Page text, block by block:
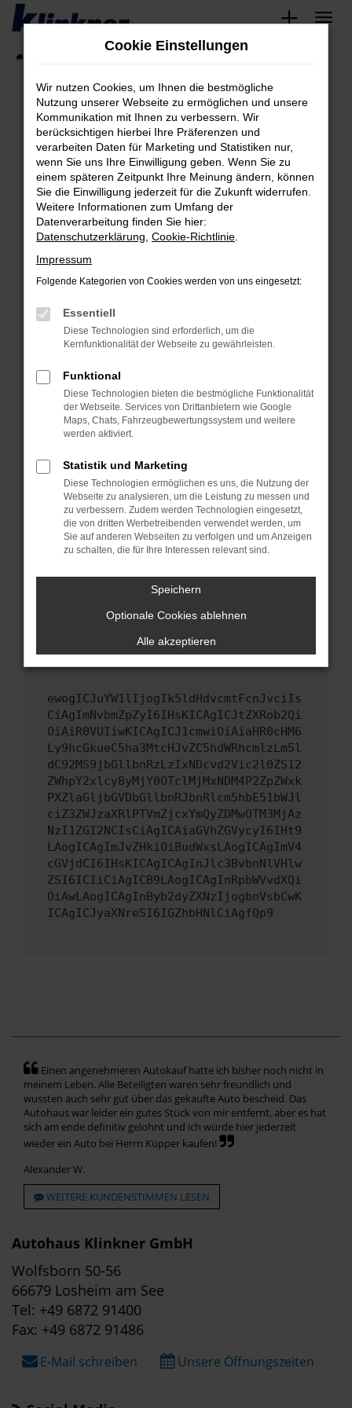
Zum
springen
Fehler: Network Error
Beim Laden ist ein Fehler aufgetreten.
Hier sind ein paar Tipps, die dir helfen können:
Überprüfe deine Firewall und deine
Internetverbindung.
Laden andere Webseiten, zum Beispiel deine
Suchmaschine?
Prüfe deine Browsererweiterungen.
können das Laden bestimmter Seiten
verhindern. Funktioniert die Seite in einem
anderen Browser oder in einem privaten
Starte dein Gerät neu.
Das kann manchmal helfen, vorübergehende
Probleme zu beheben.
Betriebssystem auf dem neuesten Stand
sind.
Veraltete Software birgt nicht nur ein
Sicherheitsrisiko, sondern kann auch dazu
führen, dass bestimmte Funktionen nicht mehr
unterstützt werden.
Wende dich an den Webseitenbetreiber.
Wenn du alle oben genannten Schritte versucht
hast, kontaktiere uns bitte. Wir werden
versuchen, das Problem zu beheben. Du kannst
uns diesen Text schicken, um uns bei der
ewogICJuYW1lIjogIk5ldHdvcmtFcnJvciIs
CiAgImNvbmZpZyI6IHsKICAgICJtZXRob2Qi
OiAiR0VUIiwKICAgICJ1cmwiOiAiaHR0cHM6
Ly9hcGkueC5ha3MtcHJvZC5hdWRhcmlzLm5l
dC92MS9jbGllbnRzLzIxNDcvd2Vic2l0ZS12
ZWhpY2xlcy8yMjY0OTclMjMxNDM4P2ZpZWxk
PXZlaGljbGVDbGllbnRJbnRlcm5hbE51bWJl
ciZ3ZWJzaXRlPTVmZjcxYmQyZDMwOTM3MjAz
NzI1ZGI2NCIsCiAgICAiaGVhZGVycyI6IHt9
LAogICAgImJvZHkiOiBudWxsLAogICAgImV4
cGVjdCI6IHsKICAgICAgInJlc3BvbnNlVHlw
ZSI6ICIiCiAgICB9LAogICAgInRpbWVvdXQi
OiAwLAogICAgInByb2dyZXNzIjogbnVsbCwK
ICAgICJyaXNreSI6IGZhbHNlCiAgfQp9
Einen angenehmeren Autokauf hatte ich bisher noch nicht in
meinem Leben. Alle Beteiligten waren sehr freundlich und
wussten auch sehr gut über das gekaufte Auto bescheid. Das
Autohaus war leider ein gutes Stück von mir entfernt, aber es hat
sich am ende definitiv gelohnt und ich würde hier jederzeit
wieder ein Auto bei Herrn Küpper kaufen!
Alexander W.
WEITERE KUNDENSTIMMEN LESEN
Autohaus Klinkner GmbH
Wolfsborn 50-56
66679 Losheim am See
Tel: +49 6872 91400
Fax: +49 6872 91486
E-Mail schreiben Unsere Öffnungszeiten
Cookie Einstellungen
Wir nutzen Cookies, um Ihnen die bestmögliche
Nutzung unserer Webseite zu ermöglichen und unsere
Kommunikation mit Ihnen zu verbessern. Wir
berücksichtigen hierbei Ihre Präferenzen und
verarbeiten Daten für Marketing und Statistiken nur,
wenn Sie uns Ihre Einwilligung geben. Wenn Sie zu
einem späteren Zeitpunkt Ihre Meinung ändern, können
Sie die Einwilligung jederzeit für die Zukunft widerrufen.
Weitere Informationen zum Umfang der
Datenverarbeitung finden Sie hier:
Datenschutzerklärung Cookie-Richtlinie
Impressum
Folgende Kategorien von Cookies werden von uns eingesetzt:
Essentiell
Diese Technologien sind erforderlich, um die
Kernfunktionalität der Webseite zu gewährleisten.
Funktional
Diese Technologien bieten die bestmögliche Funktionalität
der Webseite. Services von Drittanbietern wie Google
Maps, Chats, Fahrzeugbewertungssystem und weitere
werden aktiviert.
Statistik und Marketing
Diese Technologien ermöglichen es uns, die Nutzung der
Webseite zu analysieren, um die Leistung zu messen und
zu verbessern. Zudem werden Technologien eingesetzt,
die von dritten Werbetreibenden verwendet werden, um
Sie auf anderen Webseiten zu verfolgen und um Anzeigen
zu schalten, die für Ihre Interessen relevant sind.
Speichern
Optionale Cookies ablehnen
Alle akzeptieren